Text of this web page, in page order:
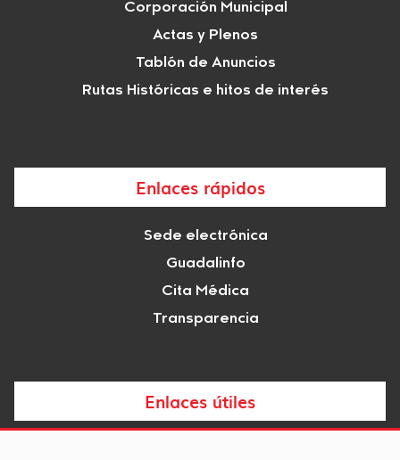
Corporación Municipal
Actas y Plenos
Tablón de Anuncios
Rutas Históricas e hitos de interés
Enlaces rápidos
Sede electrónica
Guadalinfo
Cita Médica
Transparencia
Enlaces útiles